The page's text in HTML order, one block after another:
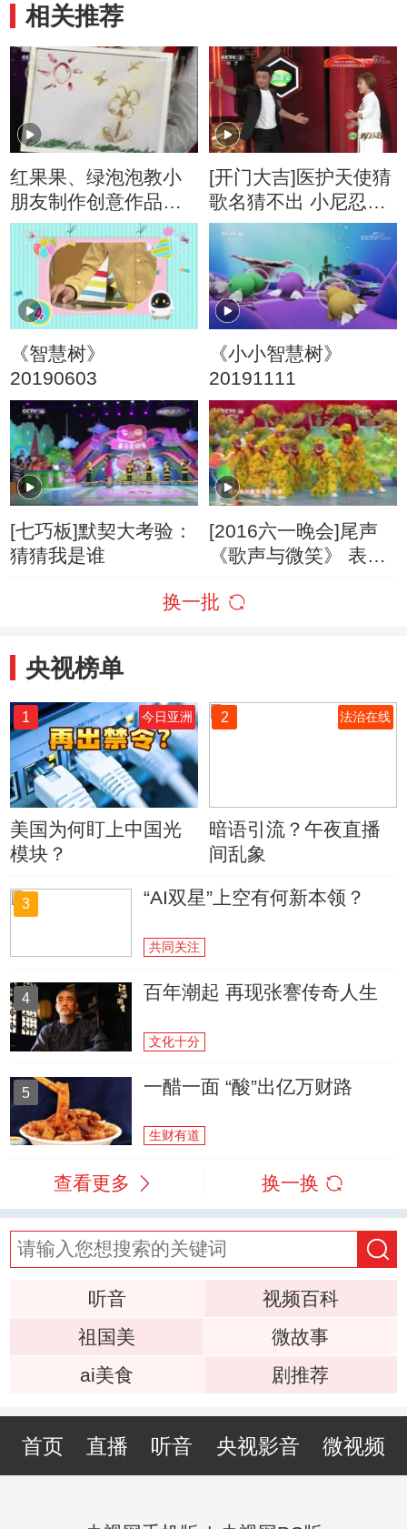
相关推荐
红果果、绿泡泡教小
朋友制作创意作品：
隐形的画
[开门大吉]医护天使猜
歌名猜不出 小尼忍不
住“放水”提示 场面太
逗了
《智慧树》
20190603
《小小智慧树》
20191111
[七巧板]默契大考验：
猜猜我是谁
[2016六一晚会]尾声
《歌声与微笑》 表
术团等
换一批
央视榜单
1 今日亚洲
美国为何盯上中国光
模块？
2 法治在线
暗语引流？午夜直播
间乱象
3 “AI双星”上空有何新本领？
共同关注
4 百年潮起 再现张謇传奇人生
文化十分
5 一醋一面 “酸”出亿万财路
生财有道
查看更多 换一换
听音
视频百科
祖国美
微故事
ai美食
剧推荐
首页 直播 听音 央视影音 微视频